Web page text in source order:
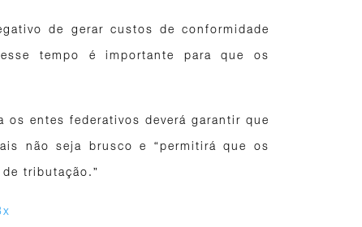
de gerar custos de conformidade
tempo é importante para que os
entes federativos deverá garantir que
não seja brusco e “permitirá que os
tributação.”